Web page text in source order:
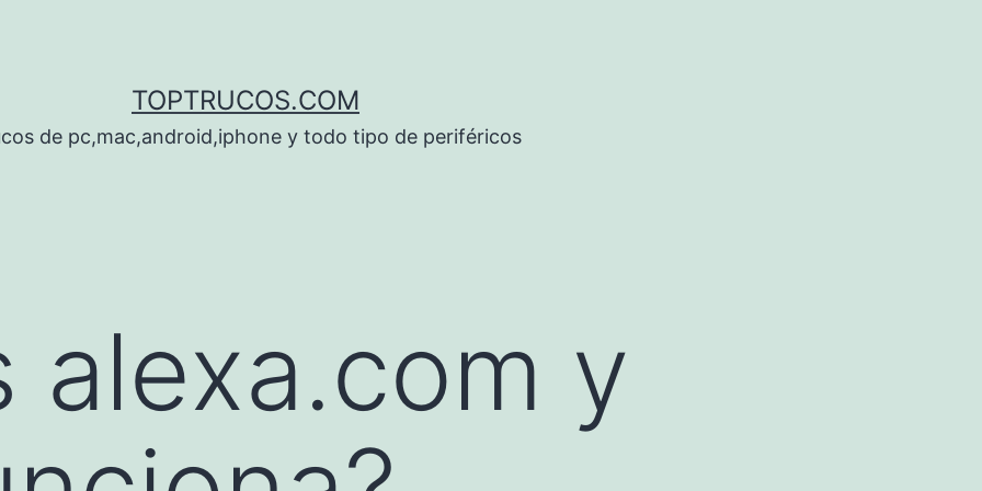
TOPTRUCOS.COM
de pc,mac,android,iphone y todo tipo de periféricos
alexa.com y